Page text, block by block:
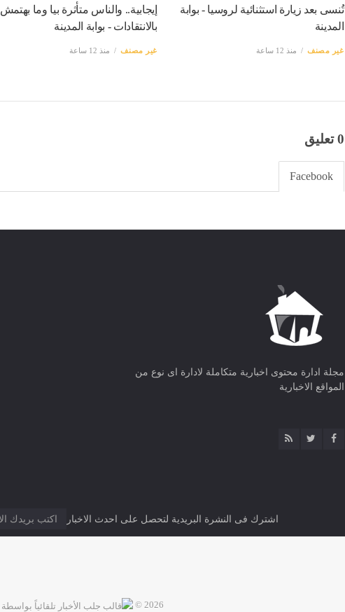
تُنسى بعد زيارة استثنائية لروسيا - بوابة
المدينة
غير مصنف منذ 12 ساعة
إيجابية.. والناس متأثرة بيا وما بهتمش
بالانتقادات - بوابة المدينة
غير مصنف منذ 12 ساعة
0 تعليق
Facebook
مجلة ادارة محتوى اخبارية متكاملة لادارة اى نوع من
المواقع الاخبارية
اشترك فى النشرة البريدية لتحصل على احدث الاخبار
2026 ©